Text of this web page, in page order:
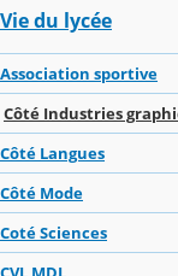
Vie du lycée
Association sportive
Côté Industries
Côté Langues
Côté Mode
Coté Sciences